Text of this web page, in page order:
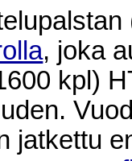
, joka
kpl)
jatkettu